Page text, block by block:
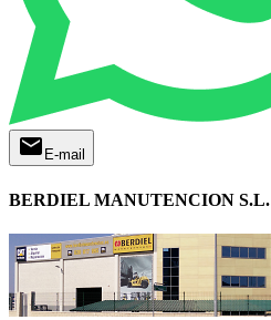
mail E-mail
BERDIEL MANUTENCION S.L.